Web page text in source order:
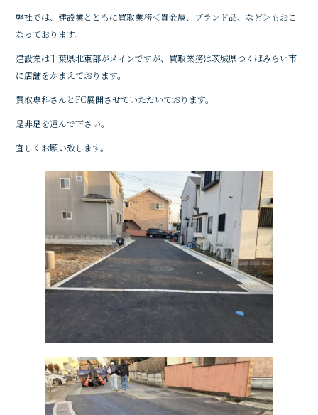
弊社では、建設業とともに買取業務＜貴金属、ブランド品、など＞もおこ
なっております。
建設業は千葉県北東部がメインですが、買取業務は茨城県つくばみらい市
に店舗をかまえております。
買取専科さんとFC展開させていただいております。
是非足を運んで下さい。
宜しくお願い致します。